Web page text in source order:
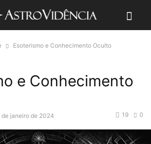
Esoterismo e Conhecimento Oculto
e Conhecimento
de janeiro de 2024 0
19